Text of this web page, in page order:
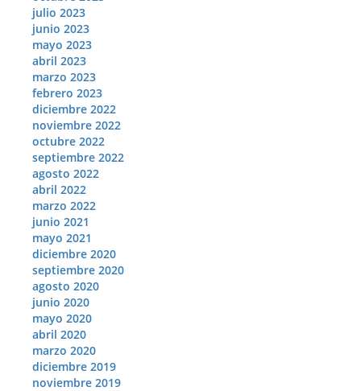
julio 2023
junio 2023
mayo 2023
abril 2023
marzo 2023
febrero 2023
diciembre 2022
noviembre 2022
octubre 2022
septiembre 2022
agosto 2022
abril 2022
marzo 2022
junio 2021
mayo 2021
diciembre 2020
septiembre 2020
agosto 2020
junio 2020
mayo 2020
abril 2020
marzo 2020
diciembre 2019
noviembre 2019